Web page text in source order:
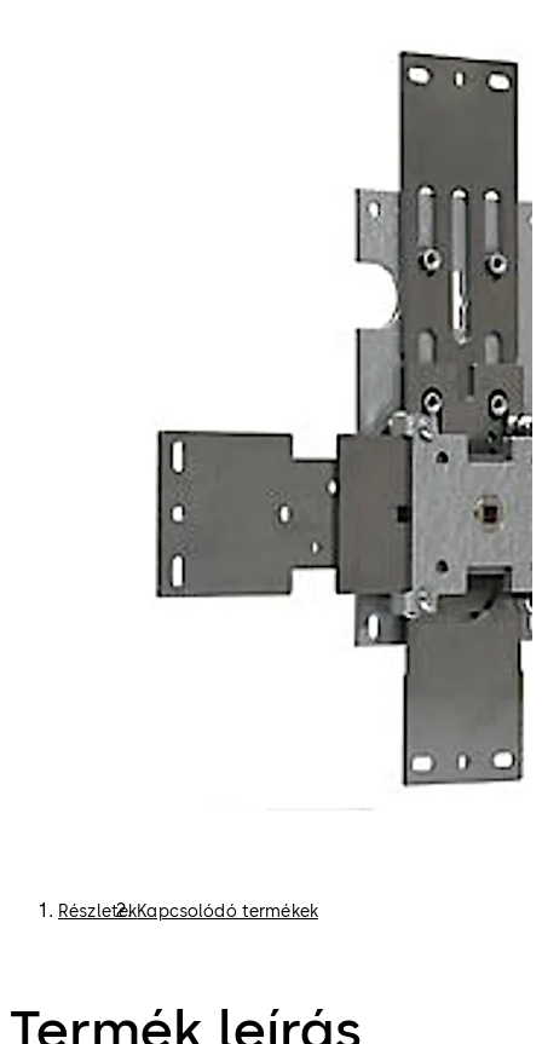
RészletekKapcsolódó termékek
Termék leírás